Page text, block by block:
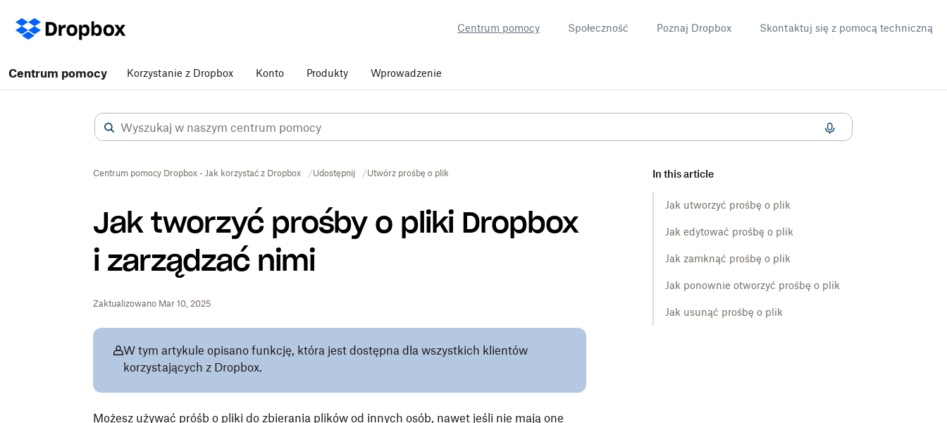
Centrum pomocy Społeczność Poznaj Dropbox Skontaktuj się z pomocą techniczną
Centrum pomocy Korzystanie z Dropbox Konto Produkty Wprowadzenie
Centrum pomocy Dropbox - Jak korzystać z Dropbox Udostępnij Utwórz prośbę o plik
Jak tworzyć prośby o pliki Dropbox
i zarządzać nimi
Zaktualizowano Mar 10, 2025
In this article
Jak utworzyć prośbę o plik
Jak edytować prośbę o plik
Jak zamknąć prośbę o plik
Jak ponownie otworzyć prośbę o plik
Jak usunąć prośbę o plik
W tym artykule opisano funkcję, która jest dostępna dla wszystkich klientów
korzystających z Dropbox.
Możesz używać próśb o pliki do zbierania plików od innych osób, nawet jeśli nie mają one